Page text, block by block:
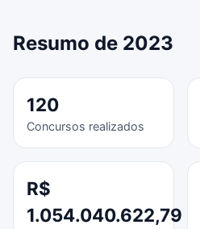
Resumo de 2023
120
Concursos realizados
R$
1.054.040.622,79